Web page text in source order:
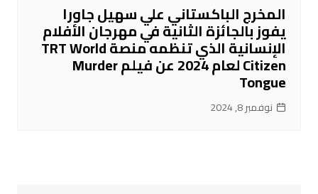
المخرج الباكستاني علي سهيل جاورا
يفوز بالجائزة الثانية في مهرجان الأفلام
الإنسانية الذي تنظمه منصة TRT World
Citizen لعام 2024 عن فيلم Murder
Tongue
نوفمبر 8, 2024